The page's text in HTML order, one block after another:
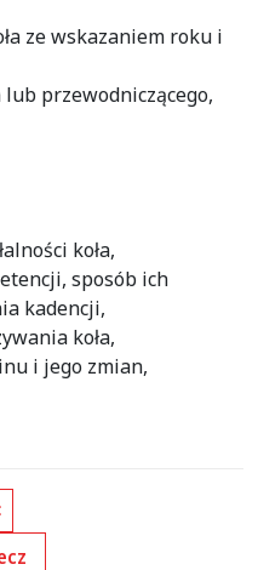
ze wskazaniem roku i
przewodniczącego,
koła,
sposób ich
kadencji,
koła,
i jego zmian,
link
krótki link